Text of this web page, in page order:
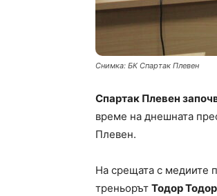
Снимка: БК Спартак Плевен
Спартак Плевен
време на днешната
Плевен.
На срещата с медиите
треньорът Тодор